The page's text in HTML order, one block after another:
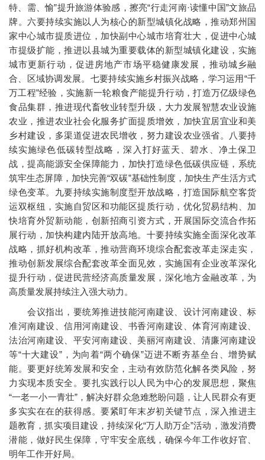
特、需、愉”提升旅游体验感，擦亮“行走河南·读懂中国”文旅品
牌。六要持续实施以人为核心的新型城镇化战略，推动郑州国
家中心城市提质进位，加快副中心城市培育壮大，促进中心城
市提级扩能，推进以县城为重要载体的新型城镇化建设，实施
城市更新行动，促进房地产市场平稳健康发展，推动城乡融
合、区域协调发展。七要持续实施乡村振兴战略，学习运用“千
万工程”经验，实施新一轮粮食产能提升行动，打造万亿级绿色
食品集群，推进现代畜牧业转型升级，大力发展智慧农业设施
农业，推进农业社会化服务扩面提质增效，加快宜居宜业和美
乡村建设，多渠道促进农民增收，努力建设农业强省。八要持
续实施绿色低碳转型战略，深入打好蓝天、碧水、净土保卫
战，提高能源安全保障能力，加快打造绿色低碳供应链，系统
筑牢生态屏障，加快完善“双碳”基础性制度，加快生产生活方式
绿色变革。九要持续实施制度型开放战略，打造国际航空客货
运双枢纽，实施自贸区和功能区提质行动，优化贸易结构、加
快培育外贸新动能，创新招商引资方式，开展国际交流合作拓
展行动，加快构建内陆开放高地。十要持续实施全面深化改革
战略，抓好机构改革，推动营商环境综合配套改革走深走实，
推动创新发展综合配套改革全面见效，实施国有企业改革深化
提升行动，促进民营经济高质量发展，深化地方金融改革，为
高质量发展持续注入强大动力。
会议指出，要统筹推进技能河南建设、设计河南建设、标
准河南建设、信用河南建设、书香河南建设、体育河南建设、
法治河南建设、平安河南建设、美丽河南建设、清廉河南建设
等“十大建设”，为向着“两个确保”迈进不断夯基垒台、增势赋
能。要更好统筹发展和安全，主动有效防范化解各类风险，努
力实现本质安全。要扎实践行以人民为中心的发展思想，聚焦
“一老一小一青壮”，解决好群众急难愁盼问题，让人民群众有更
多实实在在的获得感。要紧盯年末岁初关键节点，深入推进主
题教育，抓实项目建设，持续深化“万人助万企”活动，激发消费
潜能，做好民生保障，守牢安全底线，确保今年工作收好官、
明年工作开好局。